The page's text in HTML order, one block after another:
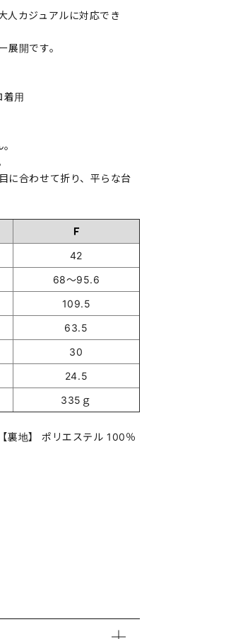
人カジュアルに対応でき
展開です。
用
に合わせて折り、平らな台
Ｆ
42
68～95.6
109.5
63.5
30
24.5
335ｇ
裏地】 ポリエステル 100％